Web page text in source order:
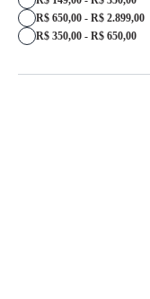
R$ 650,00 - R$ 2.899,00
R$ 350,00 - R$ 650,00